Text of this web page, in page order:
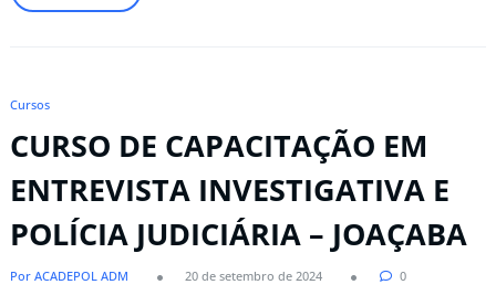
Cursos
CURSO DE CAPACITAÇÃO EM
ENTREVISTA INVESTIGATIVA E
POLÍCIA JUDICIÁRIA – JOAÇABA​
Por ACADEPOL ADM 20 de setembro de 2024 0